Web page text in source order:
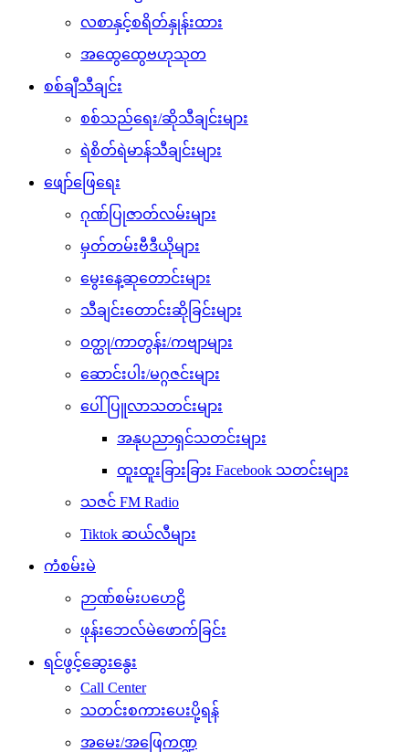
လစာနှင့်စရိတ်နှုန်းထား
အထွေထွေဗဟုသုတ
စစ်ချီသီချင်း
စစ်သည်ရေး/ဆိုသီချင်းများ
ရဲစိတ်ရဲမာန်သီချင်းများ
ဖျော်ဖြေရေး
ဂုဏ်ပြုဇာတ်လမ်းများ
မှတ်တမ်းဗီဒီယိုများ
မွေးနေ့ဆုတောင်းများ
သီချင်းတောင်းဆိုခြင်းများ
ဝတ္ထု/ကာတွန်း/ကဗျာများ
ဆောင်းပါး/မဂ္ဂဇင်းများ
ပေါ်ပြူလာသတင်းများ
အနုပညာရှင်သတင်းများ
ထူးထူးခြားခြား Facebook သတင်းများ
သဇင် FM Radio
Tiktok ဆယ်လီများ
ကံစမ်းမဲ
ဉာဏ်စမ်းပဟေဠိ
ဖုန်းဘေလ်မဲဖောက်ခြင်း
ရင်ဖွင့်ဆွေးနွေး
Call Center
သတင်းစကားပေးပို့ရန်
အမေး/အဖြေကဏ္ဍ